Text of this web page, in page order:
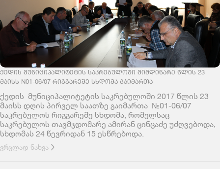
ᲥᲔᲓᲘᲡ ᲛᲣᲜᲘᲪᲘᲞᲐᲚᲘᲢᲔᲢᲘᲡ ᲡᲐᲙᲠᲔᲑᲣᲚᲝᲨᲘ ᲛᲘᲛᲓᲘᲜᲐᲠᲔ ᲬᲚᲘᲡ 23
ᲛᲐᲘᲡᲡ N01-06/07 ᲠᲘᲒᲒᲐᲠᲔᲨᲔ ᲡᲮᲓᲝᲛᲐ ᲒᲐᲘᲛᲐᲠᲗᲐ
ქედის მუნიციპალიტეტის საკრებულოში 2017 წლის 23
მაისს დღის პირველ საათზე გაიმართა №01-06/07
საკრებულოს რიგგარეშე სხდომა, რომელსაც
საკრებულოს თავმჯდომარე ამირან ცინცაძე უძღვებოდა,
სხდომას 24 წევრიდან 15 ესწრებოდა.
ვრცლად ნახვა